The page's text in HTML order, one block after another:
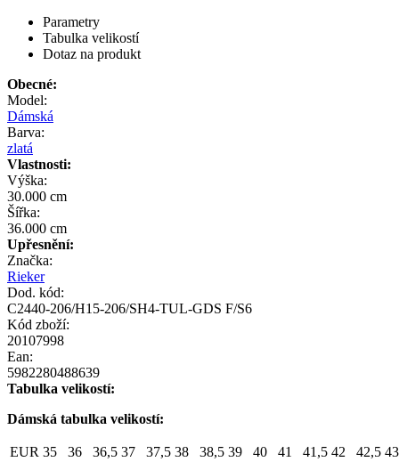
Parametry
Tabulka velikostí
Dotaz na produkt
Obecné:
Model:
Dámská
Barva:
zlatá
Vlastnosti:
Výška:
30.000 cm
Šířka:
36.000 cm
Upřesnění:
Značka:
Rieker
Dod. kód:
C2440-206/H15-206/SH4-TUL-GDS F/S6
Kód zboží:
20107998
Ean:
5982280488639
Tabulka velikostí:
Dámská tabulka velikostí:
EUR 35 36 36,5 37 37,5 38 38,5 39 40 41 41,5 42 42,5 43